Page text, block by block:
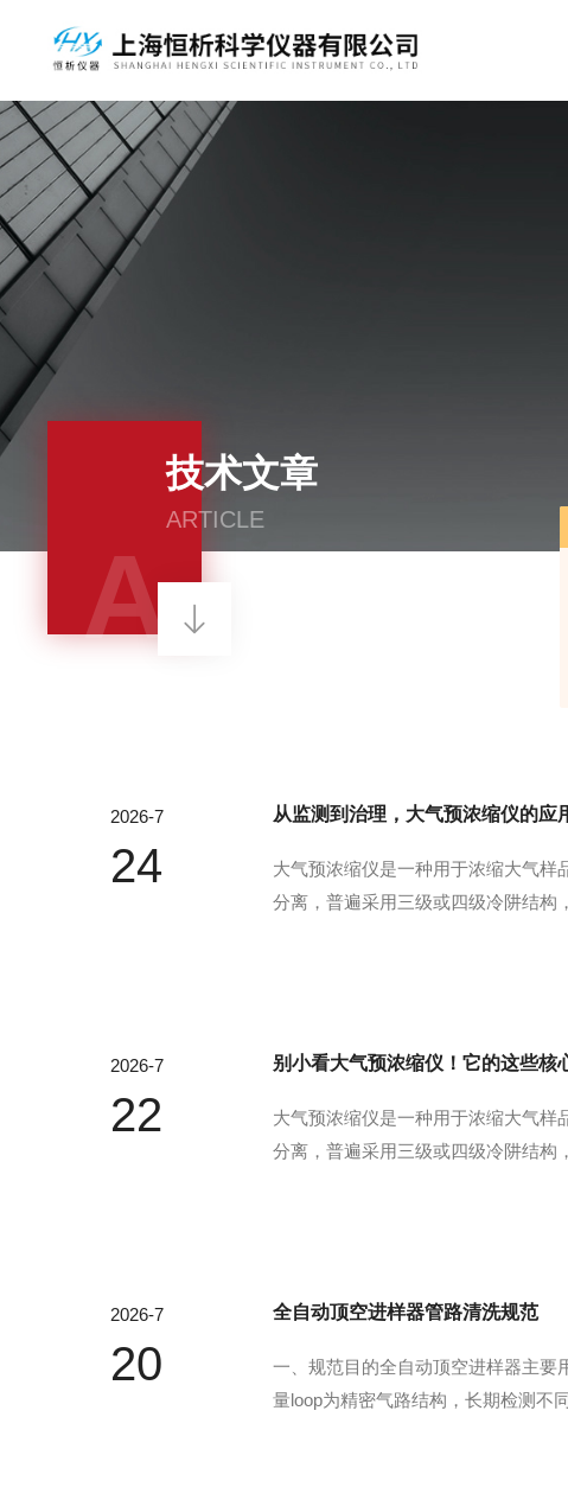
技术文章
ARTICLE
A
2026-7
24
从监测到治理，大气预浓缩仪的应
大气预浓缩仪是一种用于浓缩大气
分离，普遍采用三级或四级冷阱结构
2026-7
22
别小看大气预浓缩仪！它的这些核
大气预浓缩仪是一种用于浓缩大气
分离，普遍采用三级或四级冷阱结构
2026-7
20
全自动顶空进样器管路清洗规范
一、规范目的全自动顶空进样器主要
量loop为精密气路结构，长期检测不